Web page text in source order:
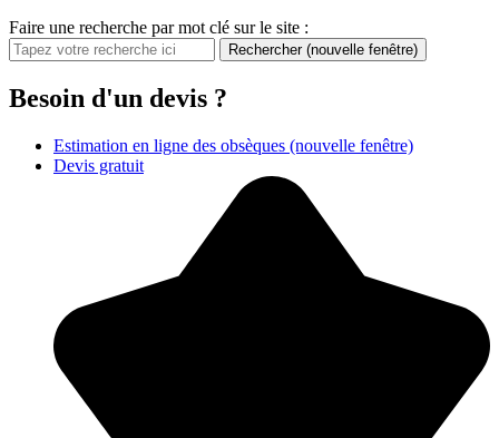
Faire une recherche par mot clé sur le site :
Rechercher (nouvelle fenêtre)
Besoin d'un devis ?
Estimation en ligne des obsèques (nouvelle fenêtre)
Devis gratuit